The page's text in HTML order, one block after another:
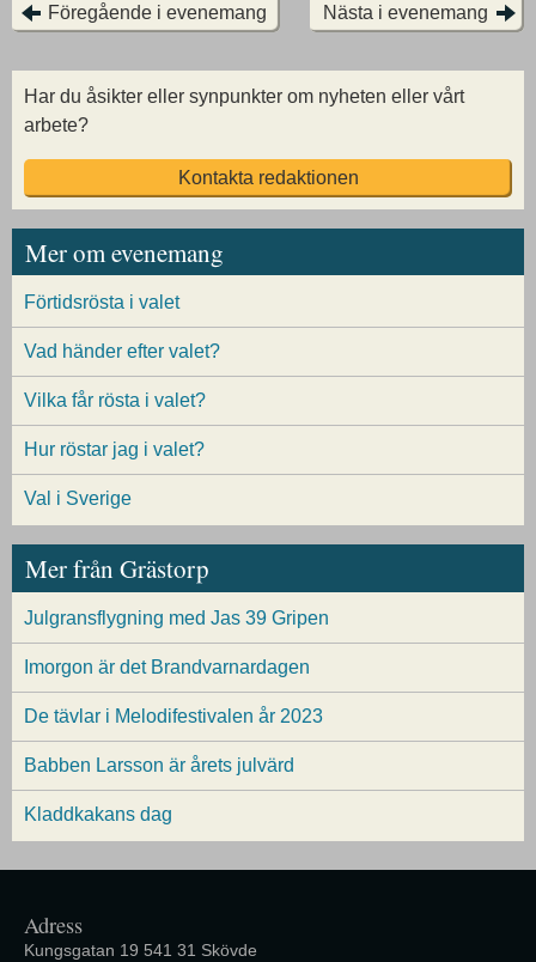
Föregående i evenemang Nästa i evenemang
Har du åsikter eller synpunkter om nyheten eller vårt
arbete?
Kontakta redaktionen
Mer om evenemang
Förtidsrösta i valet
Vad händer efter valet?
Vilka får rösta i valet?
Hur röstar jag i valet?
Val i Sverige
Mer från Grästorp
Julgransflygning med Jas 39 Gripen
Imorgon är det Brandvarnardagen
De tävlar i Melodifestivalen år 2023
Babben Larsson är årets julvärd
Kladdkakans dag
Adress
Kungsgatan 19 541 31 Skövde